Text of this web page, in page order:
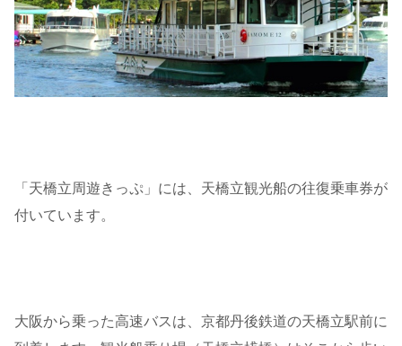
「天橋立周遊きっぷ」には、天橋立観光船の往復乗車券が
付いています。
大阪から乗った高速バスは、京都丹後鉄道の天橋立駅前に